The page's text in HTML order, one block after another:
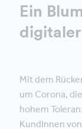
Ein
Mit dem
um Corona,
hohem
KundInnen